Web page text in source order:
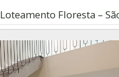
Loteamento Floresta –